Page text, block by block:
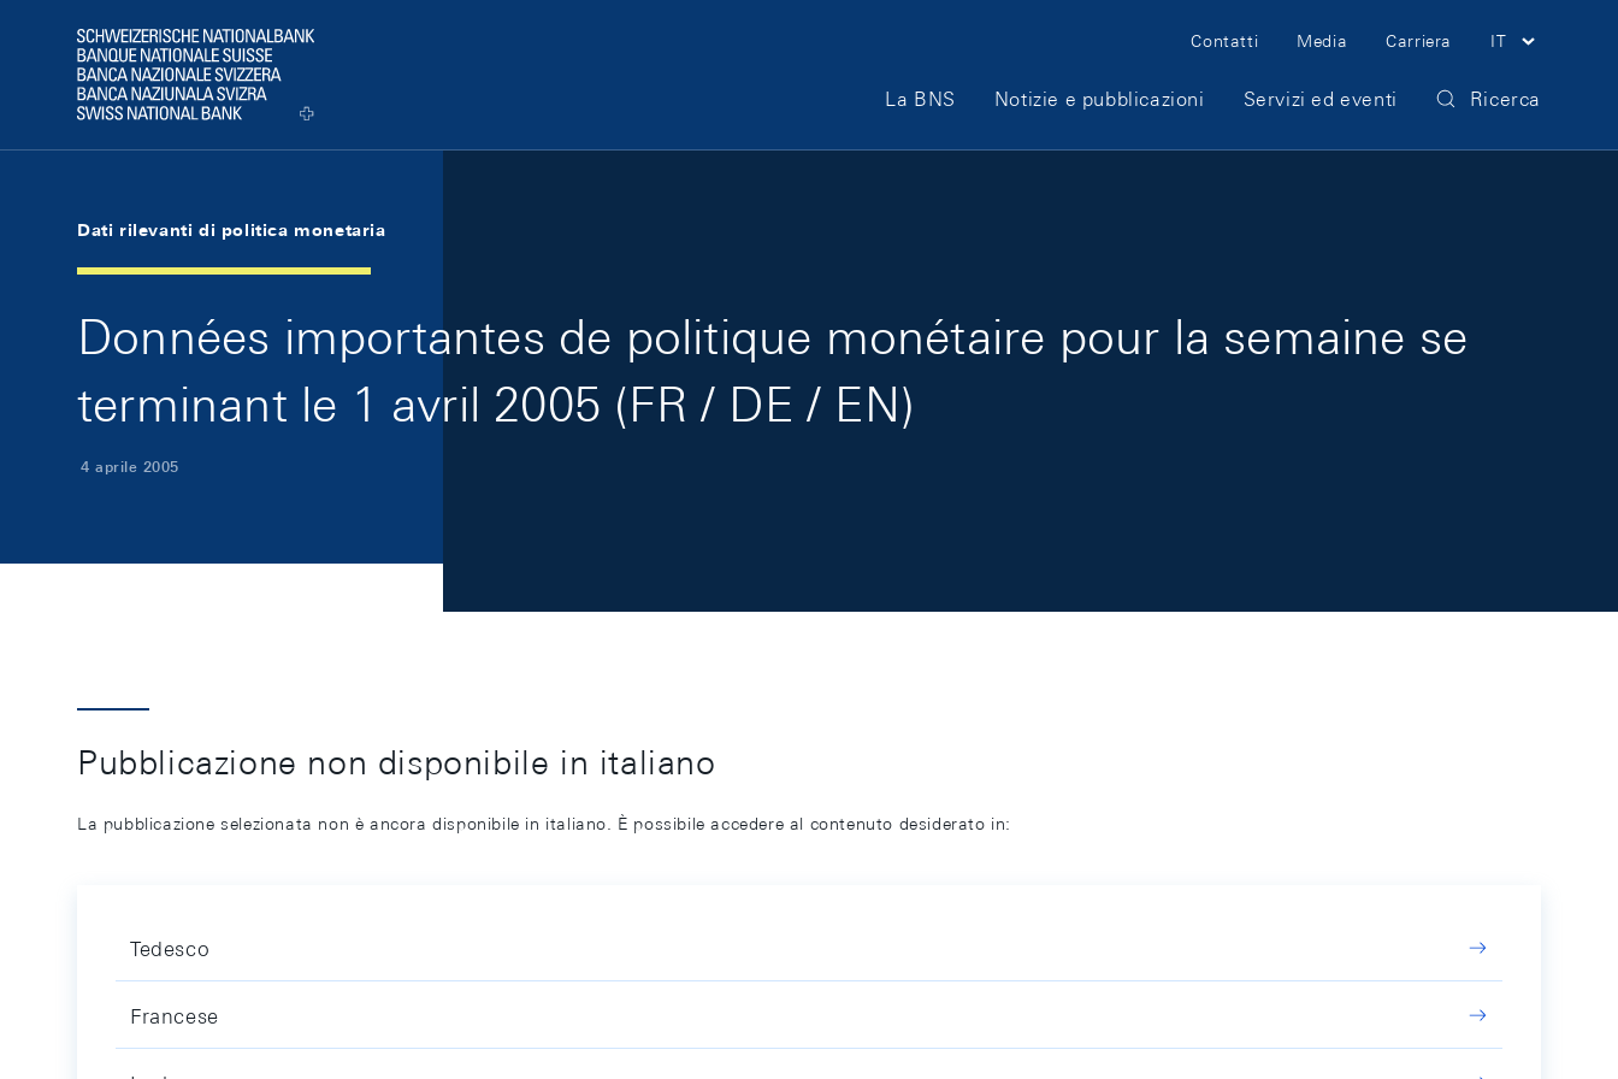
Logo
Meta Navigation
Contatti Media Carriera IT
Main Navigation
La BNS Notizie e pubblicazioni Servizi ed eventi Ricerca
Dati rilevanti di politica monetaria
Données importantes de politique monétaire pour la semaine se
terminant le 1 avril 2005 (FR / DE / EN)
4 aprile 2005
Pubblicazione non disponibile in italiano
La pubblicazione selezionata non è ancora disponibile in italiano. È possibile accedere al contenuto desiderato in:
Tedesco
Francese